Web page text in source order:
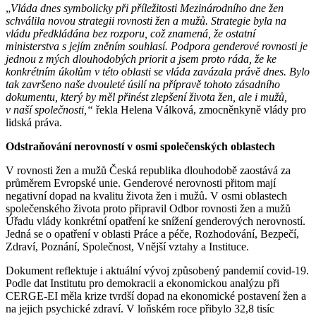
„Vláda dnes symbolicky při příležitosti Mezinárodního dne žen
schválila novou strategii rovnosti žen a mužů. Strategie byla na
vládu předkládána bez rozporu, což znamená, že ostatní
ministerstva s jejím zněním souhlasí. Podpora genderové rovnosti je
jednou z mých dlouhodobých priorit a jsem proto ráda, že ke
konkrétním úkolům v této oblasti se vláda zavázala právě dnes. Bylo
tak završeno naše dvouleté úsilí na přípravě tohoto zásadního
dokumentu, který by měl přinést zlepšení života žen, ale i mužů,
v naší společnosti,“ řekla Helena Válková, zmocněnkyně vlády pro
lidská práva.
Odstraňování nerovností v osmi společenských oblastech
V rovnosti žen a mužů Česká republika dlouhodobě zaostává za
průměrem Evropské unie. Genderové nerovnosti přitom mají
negativní dopad na kvalitu života žen i mužů. V osmi oblastech
společenského života proto připravil Odbor rovnosti žen a mužů
Úřadu vlády konkrétní opatření ke snížení genderových nerovností.
Jedná se o opatření v oblasti Práce a péče, Rozhodování, Bezpečí,
Zdraví, Poznání, Společnost, Vnější vztahy a Instituce.
Dokument reflektuje i aktuální vývoj způsobený pandemií covid-19.
Podle dat Institutu pro demokracii a ekonomickou analýzu při
CERGE-EI měla krize tvrdší dopad na ekonomické postavení žen a
na jejich psychické zdraví. V loňském roce přibylo 32,8 tisíc